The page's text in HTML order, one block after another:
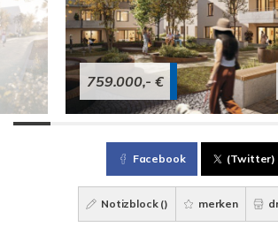
759.000,- €
Facebook (Twitter)
Notizblock () merken